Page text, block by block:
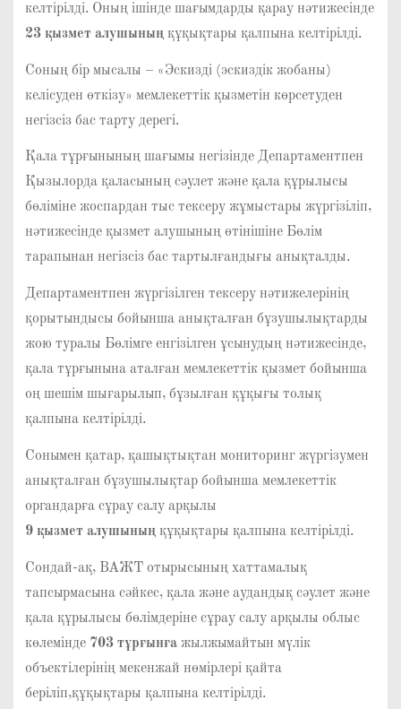
келтірілді. Оның ішінде шағымдарды қарау нәтижесінде
23 қызмет алушыныңқұқықтары қалпына келтірілді.
Соның бір мысалы – «Эскизді (эскиздік жобаны)
келісуден өткізу» мемлекеттік қызметін көрсетуден
негізсіз бас тарту дерегі.
Қала тұрғынының шағымы негізінде Департаментпен
Қызылорда қаласының сәулет және қала құрылысы
бөліміне жоспардан тыс тексеру жұмыстары жүргізіліп,
нәтижесінде қызмет алушының өтінішіне Бөлім
тарапынан негізсіз бас тартылғандығы анықталды.
Департаментпен жүргізілген тексеру нәтижелерінің
қорытындысы бойынша анықталған бұзушылықтарды
жою туралы Бөлімге енгізілген ұсынудың нәтижесінде,
қала тұрғынына аталған мемлекеттік қызмет бойынша
оң шешім шығарылып, бұзылған құқығы толық
қалпына келтірілді.
Сонымен қатар, қашықтықтан мониторинг жүргізумен
анықталған бұзушылықтар бойынша мемлекеттік
органдарға сұрау салу арқылы
9 қызмет алушының құқықтары қалпына келтірілді.
Сондай-ақ, ВАЖТ отырысының хаттамалық
тапсырмасына сәйкес, қала және аудандық сәулет және
қала құрылысы бөлімдеріне сұрау салу арқылы облыс
көлемінде 703 тұрғынғажылжымайтын мүлік
объектілерінің мекенжай нөмірлері қайта
беріліп,құқықтары қалпына келтірілді.